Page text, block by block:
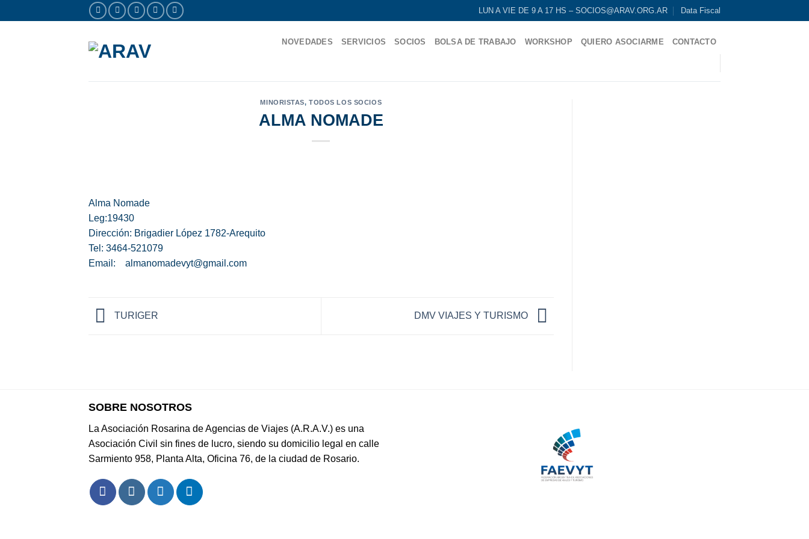
al
LUN A VIE DE 9 A 17 HS – SOCIOS@ARAV.ORG.AR Data Fiscal
NOVEDADES SERVICIOS SOCIOS BOLSA DE TRABAJO WORKSHOP QUIERO ASOCIARME CONTACTO
MINORISTAS,TODOS LOS SOCIOS
ALMA NOMADE
Alma Nomade
Leg:19430
Dirección: Brigadier López 1782-Arequito
Tel: 3464-521079
Email: almanomadevyt@gmail.com
TURIGER DMV VIAJES Y TURISMO
SOBRE NOSOTROS
La Asociación Rosarina de Agencias de Viajes (A.R.A.V.) es una
Asociación Civil sin fines de lucro, siendo su domicilio legal en calle
Sarmiento 958, Planta Alta, Oficina 76, de la ciudad de Rosario.